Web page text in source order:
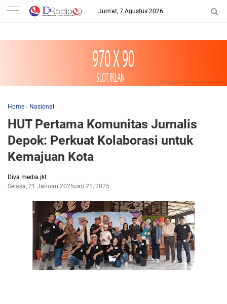
-->
Jum'at, 7 Agustus 2026
Home › Nasional
HUT Pertama Komunitas Jurnalis
Depok: Perkuat Kolaborasi untuk
Kemajuan Kota
Diva media jkt
Selasa, 21 Januari 2025Januari 21, 2025